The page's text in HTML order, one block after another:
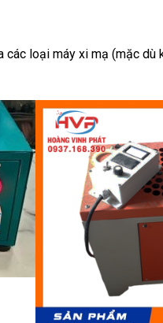
các loại máy xi mạ (mặc